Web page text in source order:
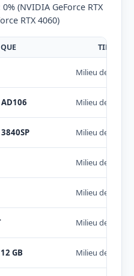
0% (NVIDIA GeForce RTX
RTX 4060)
TIER
Milieu de
Milieu de
Milieu de
Milieu de
Milieu de
Milieu de
GB Milieu de